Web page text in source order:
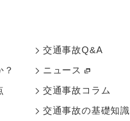
交通事故Q&A
ニュース
交通事故コラム
交通事故の基礎知識